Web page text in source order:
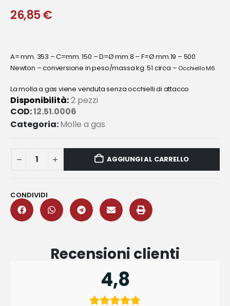
26,85€
A= mm. 353 – C=mm. 150 – D=Ø mm.8 – F=Ø mm.19 – 500
Newton –conversione in peso/massa kg. 51 circa – Occhiello M6
La molla a gas viene venduta senza occhielli di attacco
Disponibilità:2 pezzi
COD:12.51.0006
Categoria:Molle a gas
AGGIUNGI AL CARRELLO
CONDIVIDI
Recensioni clienti
4,8